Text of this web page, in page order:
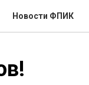
Новости ФПИК